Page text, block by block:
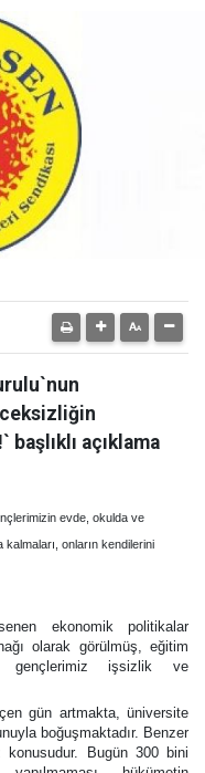
başlıklı açıklama
evde, okulda ve
onların kendilerini
ekonomik politikalar
olarak görülmüş, eğitim
gençlerimiz işsizlik ve
gün artmakta, üniversite
boğuşmaktadır. Benzer
Bugün 300 bini